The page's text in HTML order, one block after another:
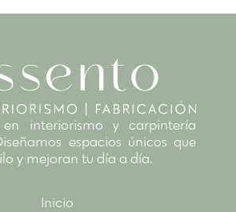
en interiorismo y carpintería
espacios únicos que
y mejoran tu día a día.
Inicio